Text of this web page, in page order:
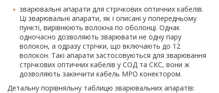
зварювальні апарати для стрічкових оптичних кабелів.
Ці зварювальні апарати, як і описані у попередньому
пункті, вирівнюють волокна по оболонці. Однак
одночасно дозволяють зварювати не одну пару
волокон, а одразу стрічки, що включають до 12
волокон. Такі апарати застосовуються для зварювання
стрічкових оптичних кабелів у СОД та СКС, вони ж
дозволяють закінчити кабель MPO конектором.
Детальну порівняльну таблицю зварювальних апаратів: